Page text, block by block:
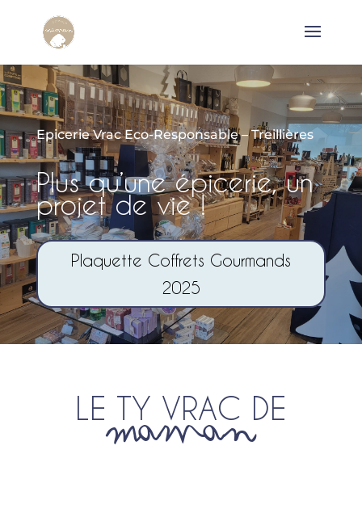
Epicerie Vrac Eco-Responsable – Treillières
Plus qu’une épicerie, un
projet de vie !
Plaquette Coffrets Gourmands
2025
LE TY VRAC DE
Maman